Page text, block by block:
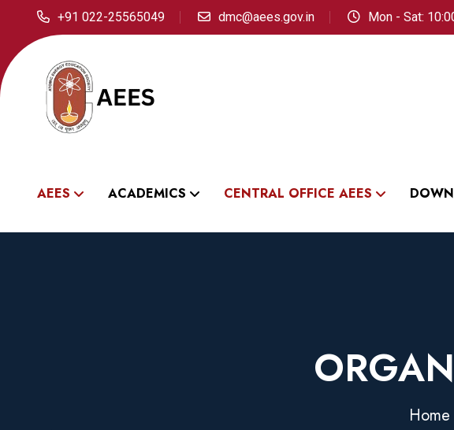
+91 022-25565049 dmc@aees.gov.in Mon - Sat:
AEES ACADEMICS CENTRAL OFFICE AEES
Home